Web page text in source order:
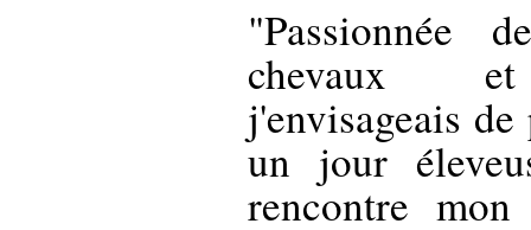
chevaux
j'envisageais
un jour
rencontre